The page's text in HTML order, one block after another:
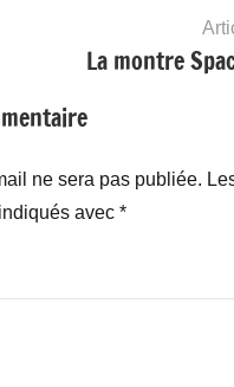
La montre
ne sera pas publiée.
avec *